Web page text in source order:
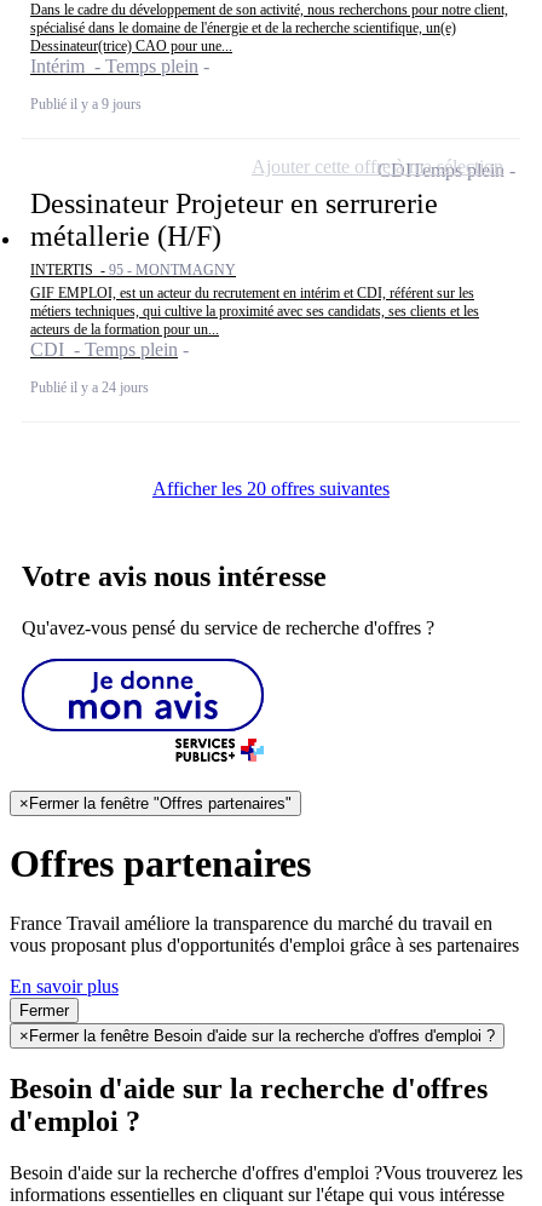
Dans le cadre du développement de son activité, nous recherchons pour notre client,
spécialisé dans le domaine de l'énergie et de la recherche scientifique, un(e)
Dessinateur(trice) CAO pour une...
Intérim - Temps plein
Publié il y a 9 jours
Dessinateur Projeteur en serrurerie
métallerie (H/F)
INTERTIS - 95 - MONTMAGNY
GIF EMPLOI, est un acteur du recrutement en intérim et CDI, référent sur les
métiers techniques, qui cultive la proximité avec ses candidats, ses clients et les
acteurs de la formation pour un...
CDI - Temps plein
Publié il y a 24 jours
CDITemps plein
Ajouter cette offre à ma sélection
Afficher les 20 offres suivantes
Votre avis nous intéresse
Qu'avez-vous pensé du service de recherche d'offres ?
× Fermer la fenêtre "Offres partenaires"
Offres partenaires
France Travail améliore la transparence du marché du travail en
vous proposant plus d'opportunités d'emploi grâce à ses partenaires
En savoir plus
Fermer
× Fermer la fenêtre Besoin d'aide sur la recherche d'offres d'emploi ?
Besoin d'aide sur la recherche d'offres
d'emploi ?
Besoin d'aide sur la recherche d'offres d'emploi ?Vous trouverez les
informations essentielles en cliquant sur l'étape qui vous intéresse